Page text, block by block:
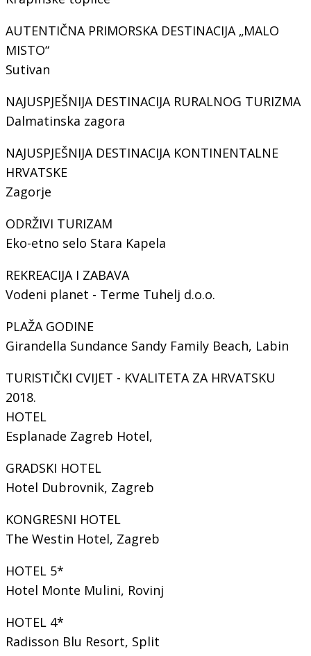
AUTENTIČNA PRIMORSKA DESTINACIJA „MALO
MISTO“
Sutivan
NAJUSPJEŠNIJA DESTINACIJA RURALNOG TURIZMA
Dalmatinska zagora
NAJUSPJEŠNIJA DESTINACIJA KONTINENTALNE
HRVATSKE
Zagorje
ODRŽIVI TURIZAM
Eko-etno selo Stara Kapela
REKREACIJA I ZABAVA
Vodeni planet - Terme Tuhelj d.o.o.
PLAŽA GODINE
Girandella Sundance Sandy Family Beach, Labin
TURISTIČKI CVIJET - KVALITETA ZA HRVATSKU
2018.
HOTEL
Esplanade Zagreb Hotel,
GRADSKI HOTEL
Hotel Dubrovnik, Zagreb
KONGRESNI HOTEL
The Westin Hotel, Zagreb
HOTEL 5*
Hotel Monte Mulini, Rovinj
HOTEL 4*
Radisson Blu Resort, Split